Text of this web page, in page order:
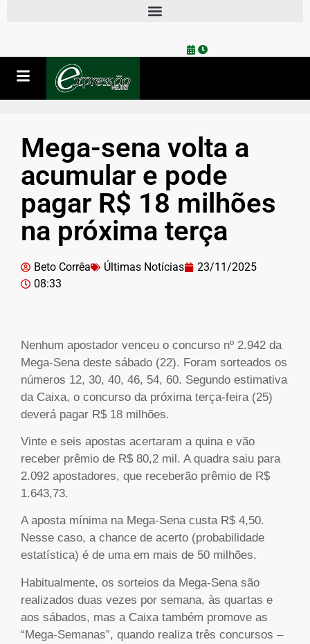
Mega-sena volta a
acumular e pode
pagar R$ 18 milhões
na próxima terça
Beto Corrêa Últimas Notícias
23/11/2025
08:33
Nenhum apostador venceu o concurso nº 2.942 da
Mega-Sena deste sábado (22). Foram sorteados os
números 12, 30, 40, 46, 54, 60. Segundo estimativa
da Caixa, o concurso da próxima terça-feira (25)
deverá pagar R$ 18 milhões.
Vinte e seis apostas acertaram a quina e vão
receber prêmio de R$ 80,2 mil. A quadra saiu para
2.092 apostadores, que receberão prêmio de R$
1.643,73.
A aposta mínima na Mega-Sena custa R$ 4,50.
Nesse caso, a chance de acerto (probabilidade
estatística) é de uma em mais de 50 milhões.
Habitualmente, os sorteios da Mega-Sena são
realizados duas vezes por semana, às quartas e
aos sábados, mas a Caixa também promove as
“Mega-Semanas”, quando realiza três concursos –